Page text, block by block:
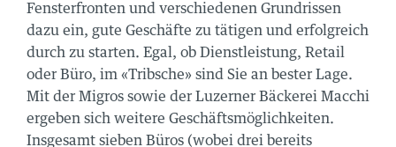
Fensterfronten und verschiedenen Grundrissen
dazu ein, gute Geschäfte zu tätigen und erfolgreich
durch zu starten. Egal, ob Dienstleistung, Retail
oder Büro, im «Tribsche» sind Sie an bester Lage.
Mit der Migros sowie der Luzerner Bäckerei Macchi
ergeben sich weitere Geschäftsmöglichkeiten.
Insgesamt sieben Büros (wobei drei bereits